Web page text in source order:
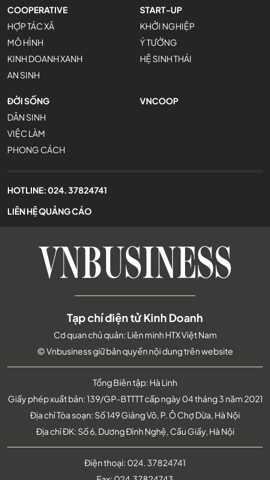
COOPERATIVE
HỢP TÁC XÃ
MÔ HÌNH
KINH DOANH XANH
AN SINH
START-UP
KHỞI NGHIỆP
Ý TƯỞNG
HỆ SINH THÁI
ĐỜI SỐNG
DÂN SINH
VIỆC LÀM
PHONG CÁCH
VNCOOP
HOTLINE:024. 37824741
LIÊN HỆ QUẢNG CÁO
Tổng Biên tập: Hà Linh
Giấy phép xuất bản: 139/GP-BTTTT cấp ngày 04 tháng 3 năm 2021
Địa chỉ Tòa soạn: Số 149 Giảng Võ, P. Ô Chợ Dừa, Hà Nội
Địa chỉ ĐK: Số 6, Dương Đình Nghệ, Cầu Giấy, Hà Nội
Tạp chí điện tử Kinh Doanh
Cơ quan chủ quản: Liên minh HTX Việt Nam
© Vnbusiness giữ bản quyền nội dung trên website
Điện thoại: 024. 37824741